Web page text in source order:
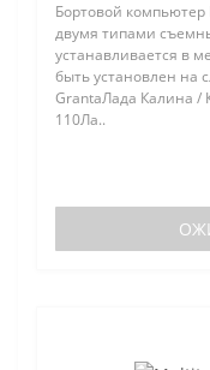
Бортовой компьютер
двумя типами
устанавливается в
быть установлен на
GrantaЛада Калина /
110Ла..